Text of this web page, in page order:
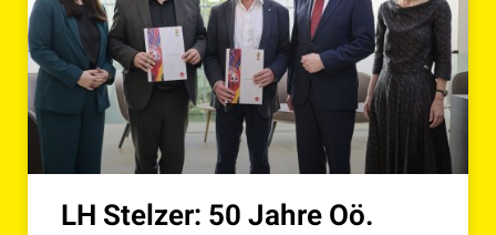
LH Stelzer: 50 Jahre Oö.